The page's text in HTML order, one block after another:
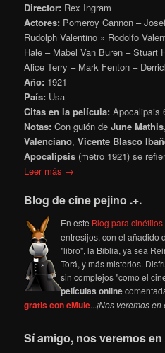
Director: Rex Ingram
Actores: Pomeroy Cannon –
Rudolph Valentino » Rodolfo
Hale – Mabel Van Buren – Stuart
Alice Terry – Mark Fenton –
Año: 1921
País: Usa
Citas en la película: Apocalipsis
Notas:Con guión deJune Mathis
Valenciano,Vicente Blasco
Apocalipsis (metro 1921) se
Leer más →
Blog de cine pejino .+.
En este Blog para cinéfilos
entresijos, con el añadido
"libro", la Biblia, ya sea
Torá, y más misterios.
sin complejos "como el
películas online
gratis con eMule...¡Nos veremos en
Sí amigo, nos veremos